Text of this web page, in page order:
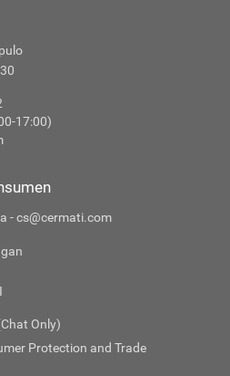
17:00)
- cs@cermati.com
Only)
Protection and Trade